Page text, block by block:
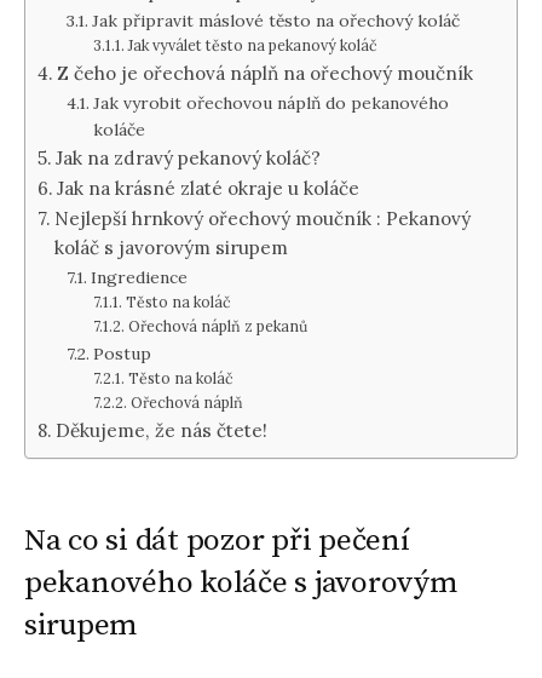
Jak připravit máslové těsto na ořechový koláč
Jak vyválet těsto na pekanový koláč
Z čeho je ořechová náplň na ořechový moučník
Jak vyrobit ořechovou náplň do pekanového
koláče
Jak na zdravý pekanový koláč?
Jak na krásné zlaté okraje u koláče
Nejlepší hrnkový ořechový moučník : Pekanový
koláč s javorovým sirupem
Ingredience
Těsto na koláč
Ořechová náplň z pekanů
Postup
Těsto na koláč
Ořechová náplň
Děkujeme, že nás čtete!
Na co si dát pozor při pečení
pekanového koláče s javorovým
sirupem